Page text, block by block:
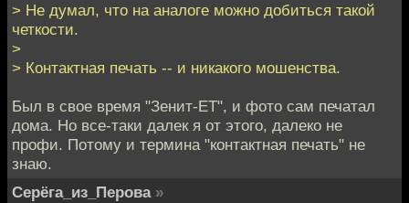
> Не думал, что на аналоге можно добиться такой
четкости.
>
> Контактная печать -- и никакого мошенства.
Был в свое время "Зенит-ЕТ", и фото сам печатал
дома. Но все-таки далек я от этого, далеко не
профи. Потому и термина "контактная печать" не
знаю.
Серёга_из_Перова »